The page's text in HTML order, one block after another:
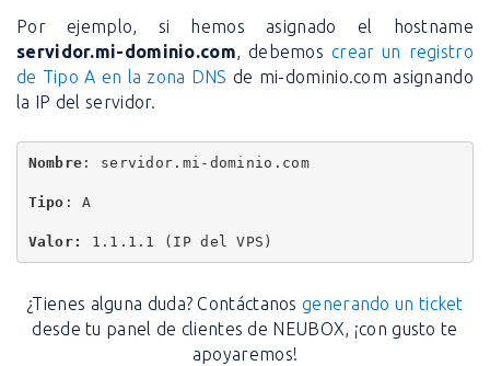
Por ejemplo, si hemos asignado el hostname
servidor.mi-dominio.com, debemos crear un registro
de Tipo A en la zona DNS de mi-dominio.com asignando
la IP del servidor.
Nombre : servidor.mi-dominio.com
Tipo : A
Valor: 1.1.1.1 (IP del VPS)
¿Tienes alguna duda? Contáctanosgenerando un ticket
desde tu panel de clientes de NEUBOX, ¡con gusto te
apoyaremos!